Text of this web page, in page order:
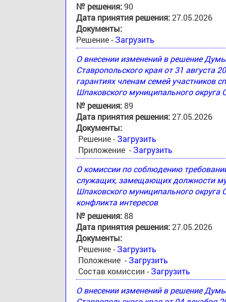
№ решения:90
Дата принятия решения:27.05.2026
Документы:
Решение - Загрузить
О внесении изменений в решение
Ставропольского края от 31
гарантиях членам семей участников
Шпаковского муниципального округа
№ решения:89
Дата принятия решения:27.05.2026
Документы:
Решение - Загрузить
Приложение - Загрузить
О комиссии по соблюдению
служащих, замещающих должности
Шпаковского муниципального округа
конфликта интересов
№ решения:88
Дата принятия решения:27.05.2026
Документы:
Решение - Загрузить
Положение - Загрузить
Состав комиссии - Загрузить
О внесении изменений в решение